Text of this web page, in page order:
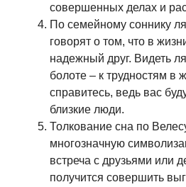
совершенных делах и
По семейному соннику
говорят о том, что в
надежный друг. Видеть
болоте – к трудностям в
справитесь, ведь вас
близкие люди.
Толкование сна по
многозначную
встреча с друзьями или
получится совершить